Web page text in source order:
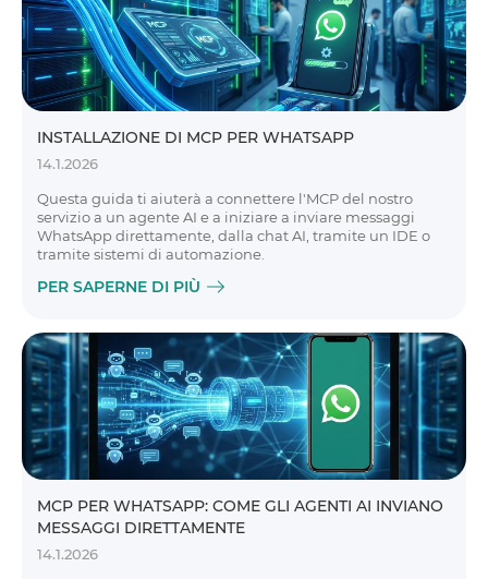
INSTALLAZIONE DI MCP PER WHATSAPP
14.1.2026
Questa guida ti aiuterà a connettere l'MCP del nostro
servizio a un agente AI e a iniziare a inviare messaggi
WhatsApp direttamente, dalla chat AI, tramite un IDE o
tramite sistemi di automazione.
PER SAPERNE DI PIÙ
MCP PER WHATSAPP: COME GLI AGENTI AI INVIANO
MESSAGGI DIRETTAMENTE
14.1.2026